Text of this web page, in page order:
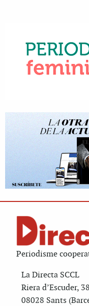
Periodisme
La Directa SCCL
Riera d’Escuder,
08028 Sants